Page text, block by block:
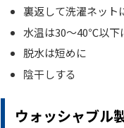
裏返して洗濯ネット
水温は30～40℃以下
脱水は短めに
陰干しする
ウォッシャブル